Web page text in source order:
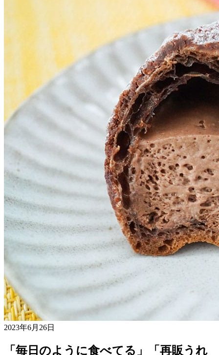
2023年6月26日
「毎日のように食べてる」「再販うれ